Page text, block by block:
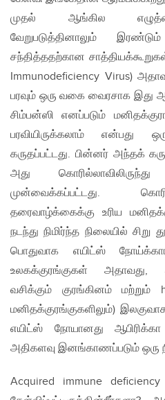
முதல் ஆங்கில
வேறுபடுத்தினாலும்
சந்தித்ததற்கான
Immunodeficiency Virus)
பரவும் ஒரு வகை வைரசாக இது
சிம்பன்ஸி எனப்படும்
பரவியிருக்கலாம் என்பது
கருதப்பட்டது. பின்னர் அந்தக்
அது
முன்வைக்கப்பட்டது.
தரைவாழ்க்கைக்கு உரிய
நடந்து நிமிர்ந்த நிலையில்
பொதுவாக எயிட்ஸ்
உலகக்குரங்குகள் அதாவது,
வசிக்கும் குரங்கினம் மற்றும்
மனிதக்குரங்குகளிலும்)
எயிட்ஸ் நோயானது
அதிகளவு இனங்காணப்படும் ஒரு
Acquired immune